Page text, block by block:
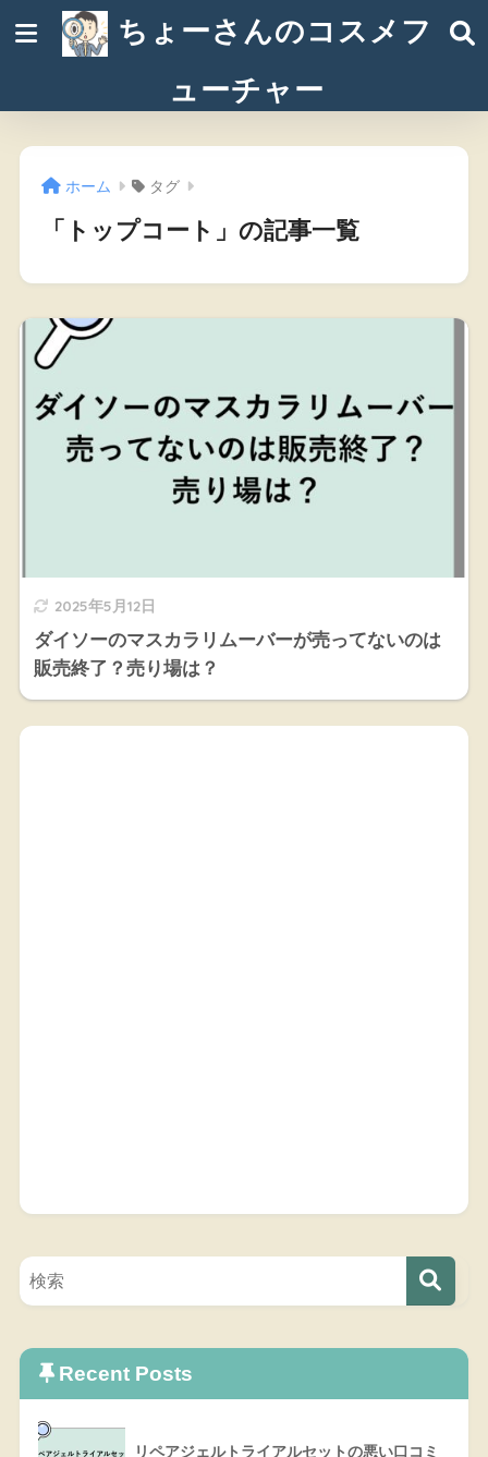
ちょーさんのコスメフ
ューチャー
ホーム タグ
「トップコート」の記事一覧
2025年5月12日
ダイソーのマスカラリムーバーが売ってないのは
販売終了？売り場は？
Recent Posts
リペアジェルトライアルセットの悪い口コミ